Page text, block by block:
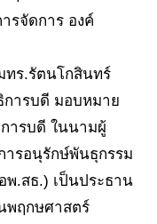
รจัดการ องค์
ทร.รัตนโกสินทร์
การบดี มอบหมาย
การบดี ในนามผู้
ารอนุรักษ์พันธุกรรม
พ.สธ.) เป็นประธาน
พฤกษศาสตร์